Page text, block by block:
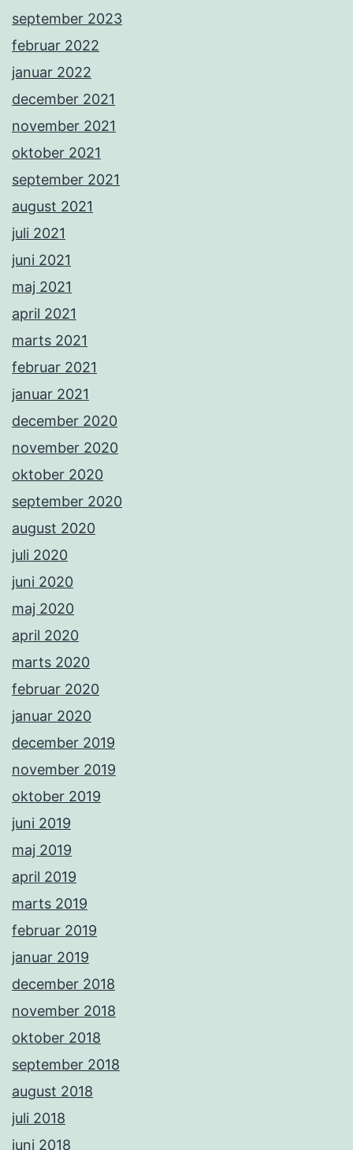
september 2023
februar 2022
januar 2022
december 2021
november 2021
oktober 2021
september 2021
august 2021
juli 2021
juni 2021
maj 2021
april 2021
marts 2021
februar 2021
januar 2021
december 2020
november 2020
oktober 2020
september 2020
august 2020
juli 2020
juni 2020
maj 2020
april 2020
marts 2020
februar 2020
januar 2020
december 2019
november 2019
oktober 2019
juni 2019
maj 2019
april 2019
marts 2019
februar 2019
januar 2019
december 2018
november 2018
oktober 2018
september 2018
august 2018
juli 2018
juni 2018